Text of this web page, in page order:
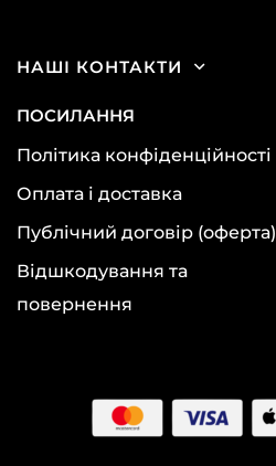
НАШІ КОНТАКТИ
ПОСИЛАННЯ
Політика конфіденційності
Оплата і доставка
Публічний договір (оферта)
Відшкодування та
повернення